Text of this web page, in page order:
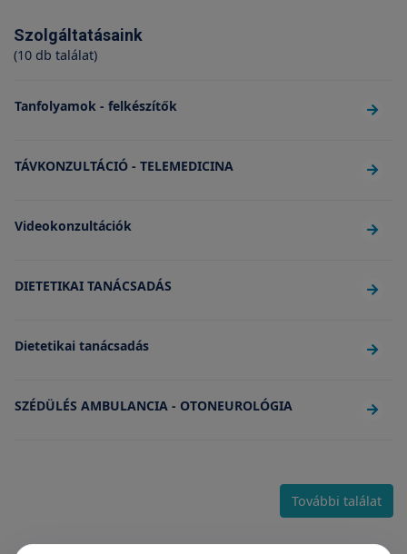
Szolgáltatásaink
(10 db találat)
Tanfolyamok - felkészítők
TÁVKONZULTÁCIÓ - TELEMEDICINA
Videokonzultációk
DIETETIKAI TANÁCSADÁS
Dietetikai tanácsadás
SZÉDÜLÉS AMBULANCIA - OTONEUROLÓGIA
További találat